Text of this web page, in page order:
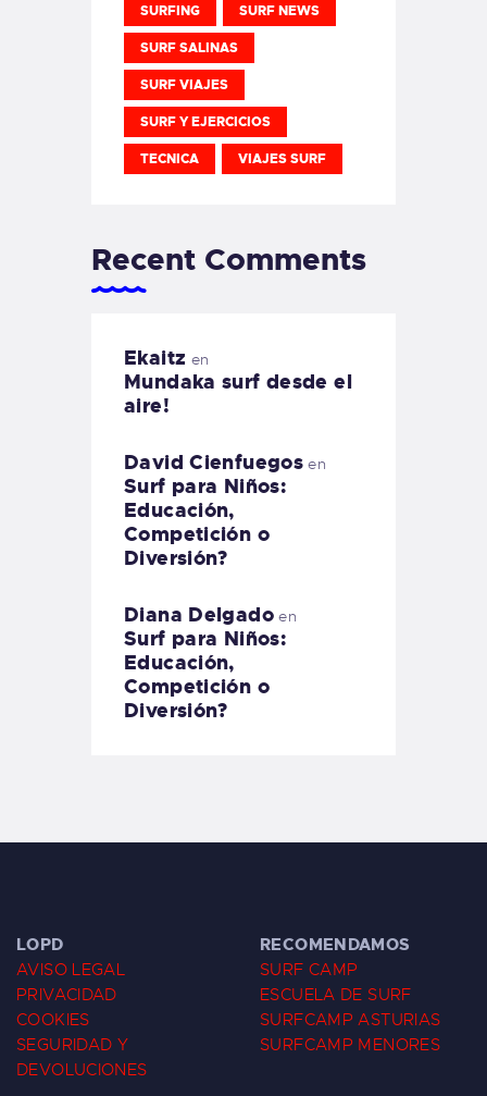
SURFING SURF NEWS
SURF SALINAS
SURF VIAJES
SURF Y EJERCICIOS
TECNICA VIAJES SURF
Recent Comments
Ekaitz en
Mundaka surf desde el
aire!
David Cienfuegos en
Surf para Niños:
Educación,
Competición o
Diversión?
Diana Delgadoen
Surf para Niños:
Educación,
Competición o
Diversión?
LOPD
AVISO LEGAL
PRIVACIDAD
COOKIES
SEGURIDAD Y
DEVOLUCIONES
RECOMENDAMOS
SURF CAMP
ESCUELA DE SURF
SURFCAMP ASTURIAS
SURFCAMP MENORES